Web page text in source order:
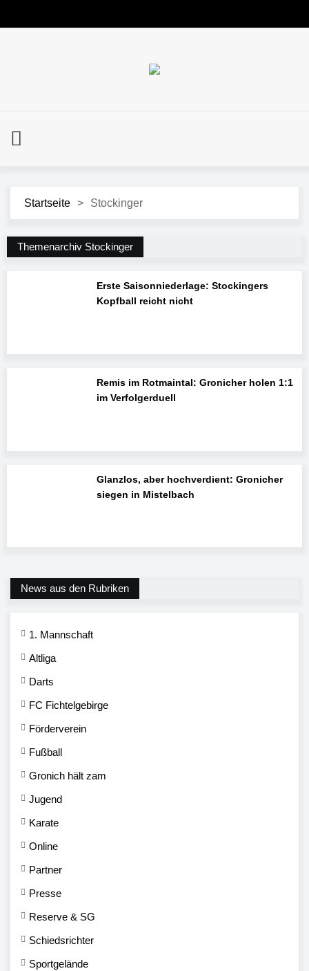
Startseite > Stockinger
Themenarchiv Stockinger
Erste Saisonniederlage: Stockingers
Kopfball reicht nicht
Remis im Rotmaintal: Gronicher holen 1:1
im Verfolgerduell
Glanzlos, aber hochverdient: Gronicher
siegen in Mistelbach
News aus den Rubriken
1. Mannschaft
Altliga
Darts
FC Fichtelgebirge
Förderverein
Fußball
Gronich hält zam
Jugend
Karate
Online
Partner
Presse
Reserve & SG
Schiedsrichter
Sportgelände